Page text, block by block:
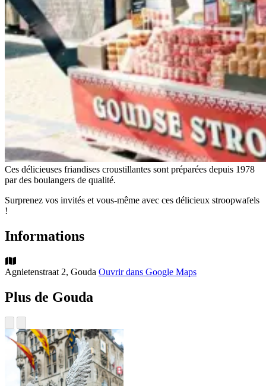
Ces délicieuses friandises croustillantes sont préparées depuis 1978
par des boulangers de qualité.
Surprenez vos invités et vous-même avec ces délicieux stroopwafels
!
Informations
Agnietenstraat 2, Gouda Ouvrir dans Google Maps
Plus de Gouda